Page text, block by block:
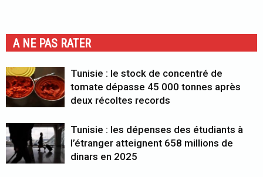
A NE PAS RATER
Tunisie : le stock de concentré de
tomate dépasse 45 000 tonnes après
deux récoltes records
Tunisie : les dépenses des étudiants à
l’étranger atteignent 658 millions de
dinars en 2025